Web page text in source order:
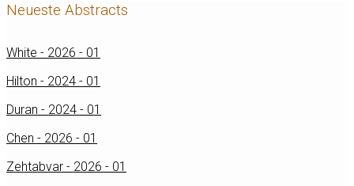
Neueste Abstracts
White - 2026 - 01
Hilton - 2024 - 01
Duran - 2024 - 01
Chen - 2026 - 01
Zehtabvar - 2026 - 01